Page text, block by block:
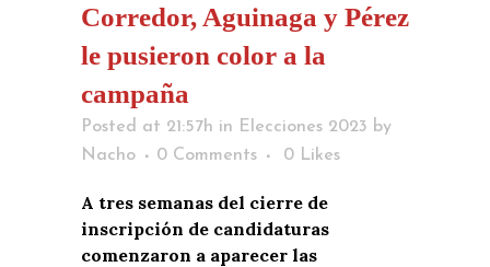
Corredor, Aguinaga y Pérez
le pusieron color a la
campaña
Posted at 21:57h in Elecciones 2023 by
Nacho
0 Comments 0 Likes
A tres semanas del cierre de
inscripción de candidaturas
comenzaron a aparecer las